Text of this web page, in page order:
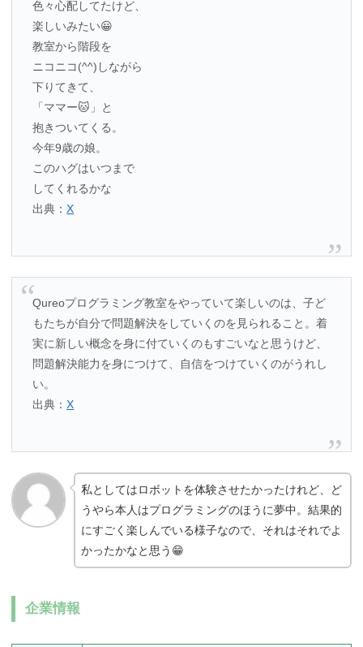
色々心配してたけど、
楽しいみたい😀
教室から階段を
ニコニコ(^^)しながら
下りてきて、
「ママー🐱」と
抱きついてくる。
今年9歳の娘。
このハグはいつまで
してくれるかな
出典：X
Qureoプログラミング教室をやっていて楽しいのは、子ど
もたちが自分で問題解決をしていくのを見られること。着
実に新しい概念を身に付ていくのもすごいなと思うけど、
問題解決能力を身につけて、自信をつけていくのがうれし
い。
出典：X
私としてはロボットを体験させたかったけれど、ど
うやら本人はプログラミングのほうに夢中。結果的
にすごく楽しんでいる様子なので、それはそれでよ
かったかなと思う😁
企業情報